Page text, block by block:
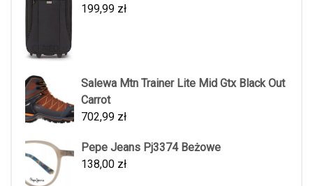
199,99 zł
Salewa Mtn Trainer Lite Mid Gtx Black Out
Carrot
702,99 zł
Pepe Jeans Pj3374 Beżowe
138,00 zł